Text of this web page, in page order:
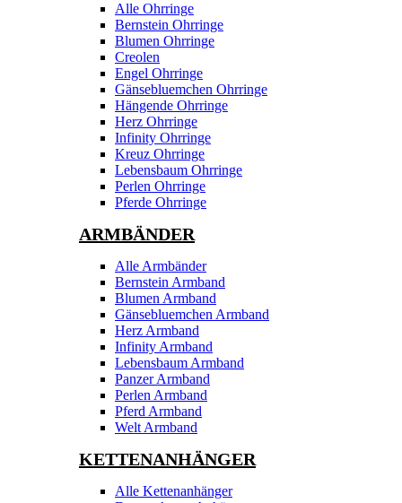
Alle Ohrringe
Bernstein Ohrringe
Blumen Ohrringe
Creolen
Engel Ohrringe
Gänsebluemchen Ohrringe
Hängende Ohrringe
Herz Ohrringe
Infinity Ohrringe
Kreuz Ohrringe
Lebensbaum Ohrringe
Perlen Ohrringe
Pferde Ohrringe
ARMBÄNDER
Alle Armbänder
Bernstein Armband
Blumen Armband
Gänsebluemchen Armband
Herz Armband
Infinity Armband
Lebensbaum Armband
Panzer Armband
Perlen Armband
Pferd Armband
Welt Armband
KETTENANHÄNGER
Alle Kettenanhänger